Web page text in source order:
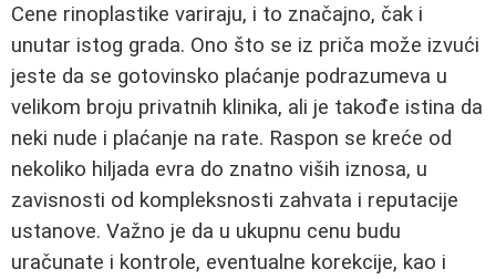
Cene rinoplastike variraju, i to značajno, čak i
unutar istog grada. Ono što se iz priča može izvući
jeste da se gotovinsko plaćanje podrazumeva u
velikom broju privatnih klinika, ali je takođe istina da
neki nude i plaćanje na rate. Raspon se kreće od
nekoliko hiljada evra do znatno viših iznosa, u
zavisnosti od kompleksnosti zahvata i reputacije
ustanove. Važno je da u ukupnu cenu budu
uračunate i kontrole, eventualne korekcije, kao i